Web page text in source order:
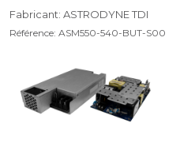
Fabricant: ASTRODYNE TDI
Référence: ASM550-540-BUT-S00